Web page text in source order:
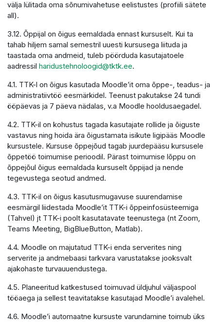
välja lülitada oma sõnumivahetuse eelistustes (profiili sätete
all).
3.12. Õppijal on õigus eemaldada ennast kursuselt. Kui ta
tahab hiljem samal semestril uuesti kursusega liituda ja
taastada oma andmeid, tuleb pöörduda kasutajatoele
aadressil haridustehnoloogid@tktk.ee.
4.1. TTK-l on õigus kasutada Moodle’it oma õppe-, teadus- ja
administratiivtöö eesmärkidel. Teenust pakutakse 24 tundi
ööpäevas ja 7 päeva nädalas, v.a Moodle hooldusaegadel.
4.2. TTK-il on kohustus tagada kasutajate rollide ja õiguste
vastavus ning hoida ära õigustamata isikute ligipääs Moodle
kursustele. Kursuse õppejõud tagab juurdepääsu kursusele
õppetöö toimumise perioodil. Pärast toimumise lõppu on
õppejõul õigus eemaldada kursuselt õppijad ja nende
tegevustega seotud andmed.
4.3. TTK-il on õigus kasutusmugavuse suurendamise
eesmärgil liidestada Moodle’it TTK-i õppeinfosüsteemiga
(Tahvel) jt TTK-i poolt kasutatavate teenustega (nt Zoom,
Teams Meeting, BigBlueButton, Matlab).
4.4. Moodle on majutatud TTK-i enda serverites ning
serverite ja andmebaasi tarkvara varustatakse jooksvalt
ajakohaste turvauuendustega.
4.5. Planeeritud katkestused toimuvad üldjuhul väljaspool
tööaega ja sellest teavitatakse kasutajad Moodle’i avalehel.
4.6. Moodle’i automaatne kursuste varundamine toimub üks